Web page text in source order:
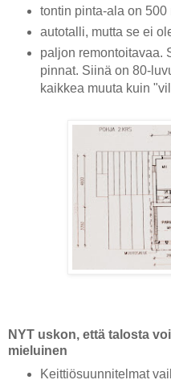
tontin pinta-ala on 500
autotalli, mutta se ei
paljon remontoitavaa.
pinnat. Siinä on 80-
kaikkea muuta kuin
NYT uskon, että talosta
mieluinen
Keittiösuunnitelmat